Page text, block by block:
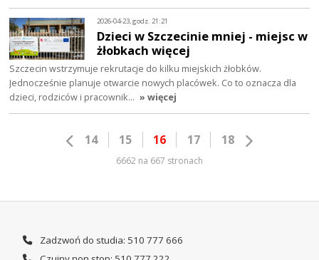
2026-04-23, godz. 21:21
Dzieci w Szczecinie mniej - miejsc w
żłobkach więcej
Szczecin wstrzymuje rekrutacje do kilku miejskich żłobków.
Jednocześnie planuje otwarcie nowych placówek. Co to oznacza dla
dzieci, rodziców i pracownik… » więcej
14 15 16 17 18
6662 na 667 stronach
Zadzwoń do studia: 510 777 666